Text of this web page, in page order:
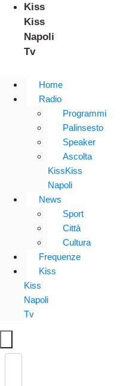
Kiss
Kiss
Napoli
Tv
Home
Radio
Programmi
Palinsesto
Speaker
Ascolta
KissKiss
Napoli
News
Sport
Città
Cultura
Frequenze
Kiss
Kiss
Napoli
Tv